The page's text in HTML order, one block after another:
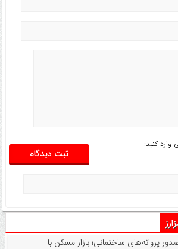
وارد کنید:
پروانه‌های ساختمانی؛ بازار مسکن با